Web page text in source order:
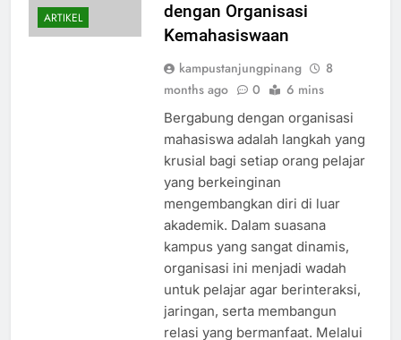
ARTIKEL
dengan Organisasi
Kemahasiswaan
kampustanjungpinang
8
months ago
0 6 mins
Bergabung dengan organisasi
mahasiswa adalah langkah yang
krusial bagi setiap orang pelajar
yang berkeinginan
mengembangkan diri di luar
akademik. Dalam suasana
kampus yang sangat dinamis,
organisasi ini menjadi wadah
untuk pelajar agar berinteraksi,
jaringan, serta membangun
relasi yang bermanfaat. Melalui